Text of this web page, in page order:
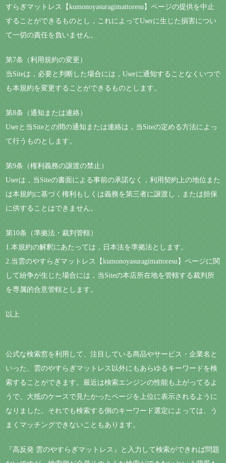
すらぎマットレス【kumonoyasuragimattoresu】ページの提供を中止
することができるものとし，これによってUserに生じた損害につい
て一切の責任を負いません。
第7条（利用規約の変更）
当Siteは，必要と判断した場合には，Userに通知することなくいつで
も本規約を変更することができるものとします。
第8条（通知または連絡）
Userと当Siteとの間の通知または連絡は，当Siteの定める方法によっ
て行うものとします。
第9条（権利義務の譲渡の禁止）
Userは，当Siteの書面による事前の承諾なく，利用契約上の地位また
は本規約に基づく権利もしくは義務を第三者に譲渡し，または担保
に供することはできません。
第10条（準拠法・裁判管轄）
1.本規約の解釈にあたっては，日本法を準拠法とします。
2.当雲のやすらぎマットレス【kumonoyasuragimattoresu】ページに関
して紛争が生じた場合には，当Siteの本店所在地を管轄する裁判所
を専属的合意管轄とします。
以上
公式な検索窓を利用して、注目している商品やサービス・企業名と
いった、雲のやすらぎマットレス以外にもあらゆるキーワードを検
索することができます。最近は検索エンジンの性能も上がってるよ
うで、大抵のケースで見たかったページを上位に表示されるように
なりました。それでも検索する側のキーワード選定によっては、う
まくマッチングできないこともあります。
『高反発 雲のやすらぎマットレス』と入力して検索ができれば問題